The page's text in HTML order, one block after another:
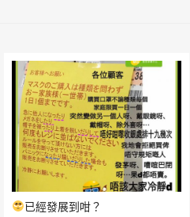
已經發展到咁？